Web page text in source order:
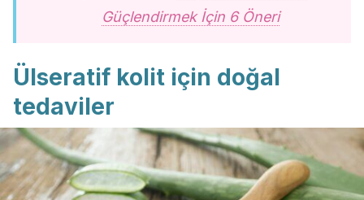
Güçlendirmek İçin 6 Öneri
Ülseratif kolit için doğal
tedaviler